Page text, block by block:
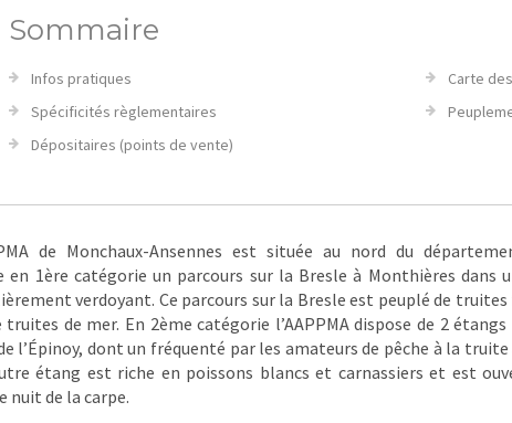
Sommaire
Infos pratiques
Carte
Spécificités règlementaires
Dépositaires (points de vente)
de Monchaux-Ansennes est située au nord du
en 1ère catégorie un parcours sur la Bresle à Monthières dans
verdoyant. Ce parcours sur la Bresle est peuplé de
truites de mer. En 2ème catégorie l’AAPPMA dispose de 2 étangs
l’Épinoy, dont un fréquenté par les amateurs de pêche à la
étang est riche en poissons blancs et carnassiers et est
nuit de la carpe.